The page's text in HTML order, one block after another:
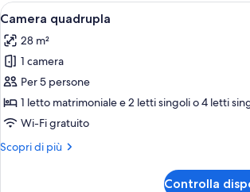
Apri
tutte
le
foto
per
Camera
quadrupla
Una camera
20
Camera quadrupla
28 m²
1 camera
Per 5 persone
1 letto matrimoniale e 2 letti singoli o 4 letti
Wi-Fi gratuito
Scopri di più
Altri
Controlla